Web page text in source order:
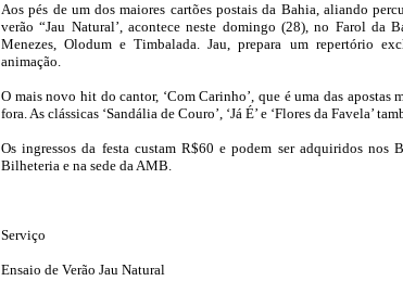
Aos pés de um dos maiores cartões postais da Bahia, aliando
verão “Jau Natural’, acontece neste domingo (28), no Farol da
Menezes, Olodum e Timbalada. Jau, prepara um repertório
animação.
O mais novo hit do cantor, ‘Com Carinho’, que é uma das apostas
fora. As clássicas ‘Sandália de Couro’, ‘Já É’ e ‘Flores da Favela’
Os ingressos da festa custam R$60 e podem ser adquiridos nos
Bilheteria e na sede da AMB.
Serviço
Ensaio de Verão Jau Natural